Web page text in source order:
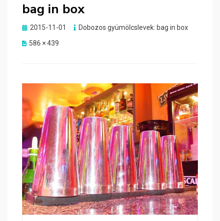
bag in box
Posted
2015-11-01
Dobozos gyümölcslevek: bag in box
586 × 439